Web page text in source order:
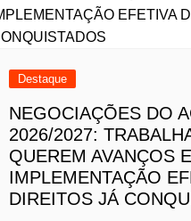
Destaque
NEGOCIAÇÕES DO
2026/2027:
QUEREM AVANÇOS E
IMPLEMENTAÇÃO
DIREITOS JÁ